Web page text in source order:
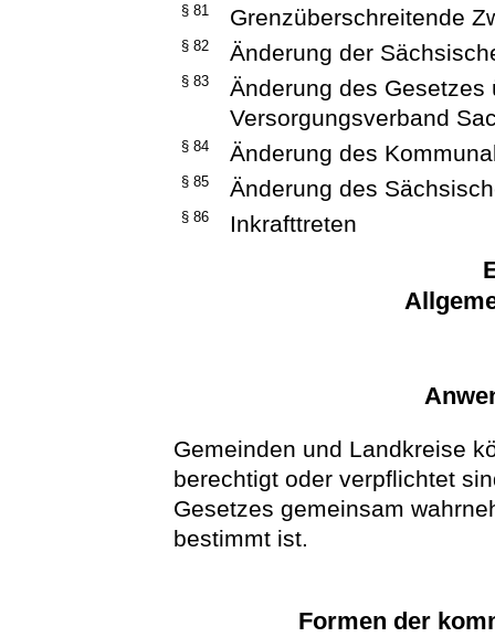
§ 81 Grenzüberschreitende
§ 82 Änderung der
§ 83
Änderung des
Versorgungsverband
§ 84 Änderung des
§ 85 Änderung des
§ 86 Inkrafttreten
Gemeinden und Landkreise
berechtigt oder verpflichtet
Gesetzes gemeinsam
bestimmt ist.
Formen der